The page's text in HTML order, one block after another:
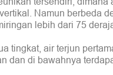
Namun berbeda
lebih dari 75
tingkat, air terjun
dan di bawahnya